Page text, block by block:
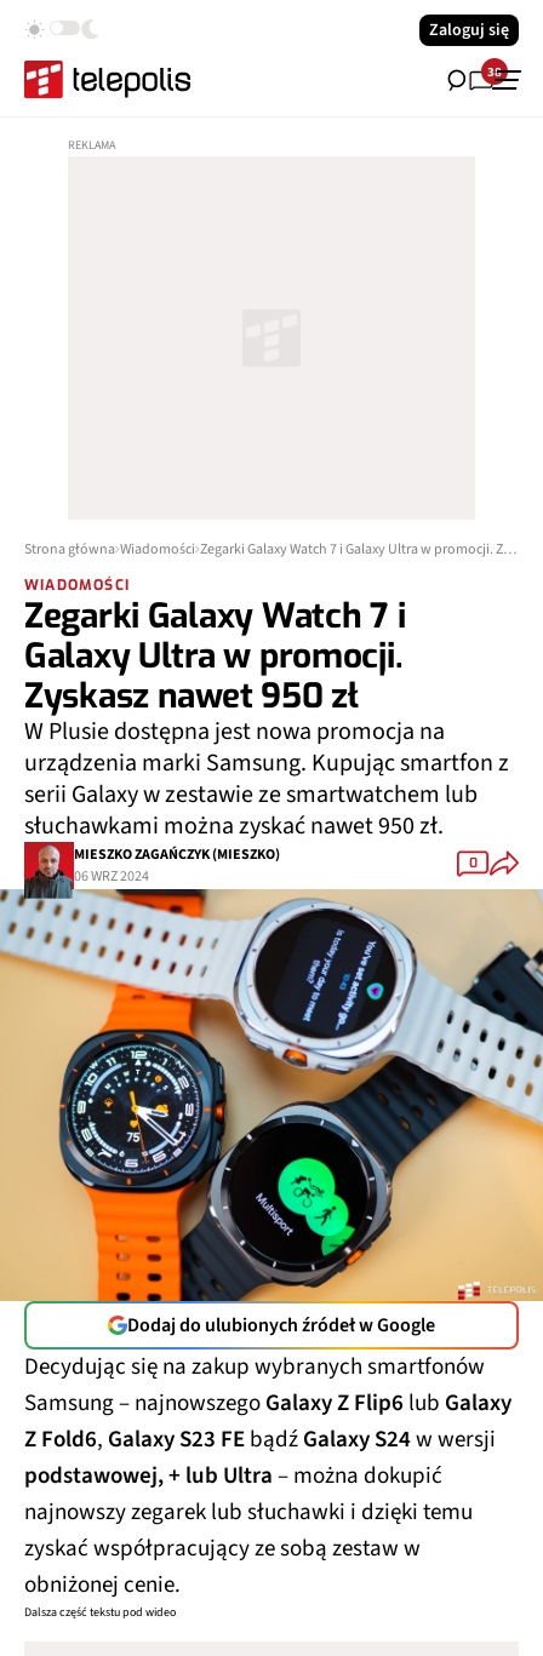
Zaloguj się
38
Strona główna Wiadomości Zegarki Galaxy Watch 7 i Galaxy Ultra w promocji. Zyskasz nawet 950 zł
WIADOMOŚCI
Zegarki Galaxy Watch 7 i
Galaxy Ultra w promocji.
Zyskasz nawet 950 zł
W Plusie dostępna jest nowa promocja na
urządzenia marki Samsung. Kupując smartfon z
serii Galaxy w zestawie ze smartwatchem lub
słuchawkami można zyskać nawet 950 zł.
MIESZKO ZAGAŃCZYK (MIESZKO)
06 WRZ 2024
0
Dodaj do ulubionych źródeł w Google
Decydując się na zakup wybranych smartfonów
Samsung – najnowszegoGalaxy Z Flip6 lub Galaxy
Z Fold6, Galaxy S23 FEbądźGalaxy S24w wersji
podstawowej, + lub Ultra– można dokupić
najnowszy zegarek lub słuchawki i dzięki temu
zyskać współpracujący ze sobą zestaw w
obniżonej cenie.
Dalsza część tekstu pod wideo